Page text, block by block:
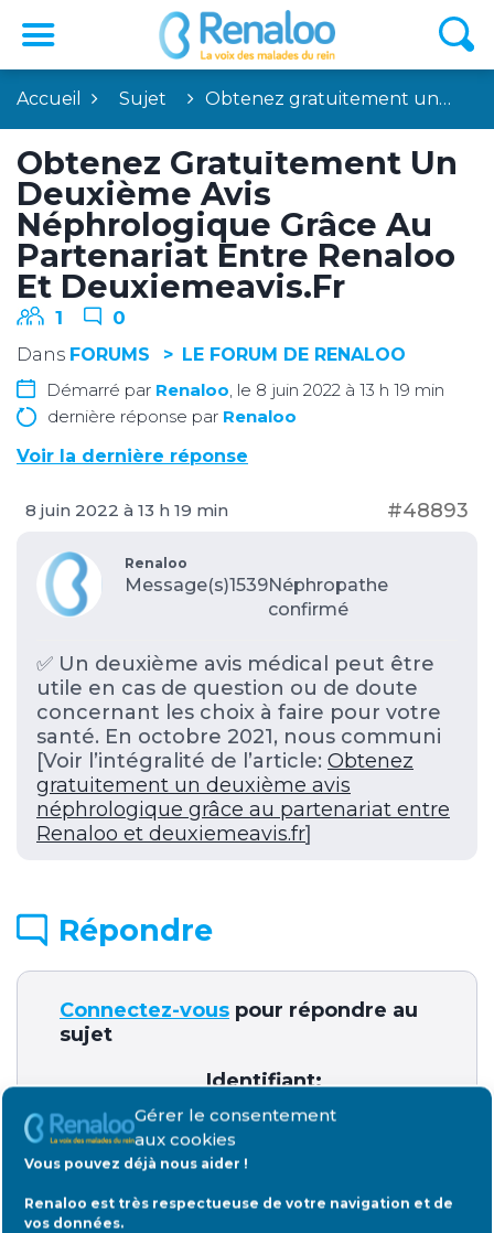
Gérer le consentement
aux cookies
Vous pouvez déjà nous aider !
Renaloo est très respectueuse de votre navigation et de
vos données.
Accueil Sujet Obtenez gratuitement un…
Obtenez Gratuitement Un
Deuxième Avis
Néphrologique Grâce Au
Partenariat Entre Renaloo
Et Deuxiemeavis.fr
1 0
Dans FORUMS
LE FORUM DE RENALOO
Démarré par Renaloo , le 8 juin 2022 à 13 h 19 min
dernière réponse par Renaloo
Voir la dernière réponse
8 juin 2022 à 13 h 19 min #48893
Renaloo
Message(s)1539Néphropathe
confirmé
✅ Un deuxième avis médical peut être
utile en cas de question ou de doute
concernant les choix à faire pour votre
santé. En octobre 2021, nous communi
[Voir l’intégralité de l’article: Obtenez
gratuitement un deuxième avis
néphrologique grâce au partenariat entre
Renaloo et deuxiemeavis.fr]
Répondre
Connectez-vous pour répondre au
sujet
Identifiant:
Mot de passe: